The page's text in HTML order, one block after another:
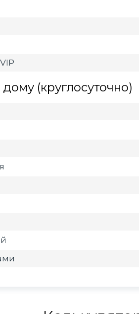
(круглосуточно)